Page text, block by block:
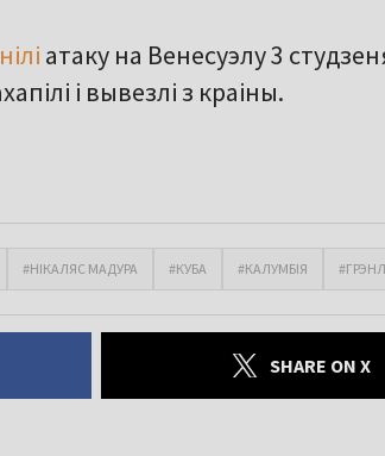
атаку на Венесуэлу 3
і вывезлі з краіны.
#НІКАЛЯС МАДУРА #КУБА #КАЛУМБІЯ
SHARE ON X